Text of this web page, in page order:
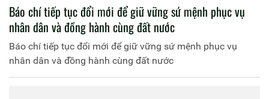
Báo chí tiếp tục đổi mới để giữ vững sứ mệnh phục vụ
nhân dân và đồng hành cùng đất nước
Báo chí tiếp tục đổi mới để giữ vững sứ mệnh phục vụ
nhân dân và đồng hành cùng đất nước